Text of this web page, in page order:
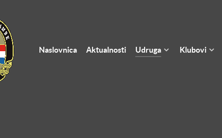
Naslovnica Aktualnosti Udruga Klubovi